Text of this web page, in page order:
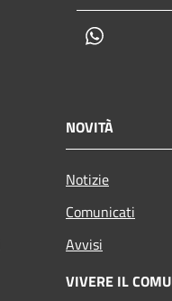
NOVITÀ
Notizie
Comunicati
Avvisi
VIVERE IL